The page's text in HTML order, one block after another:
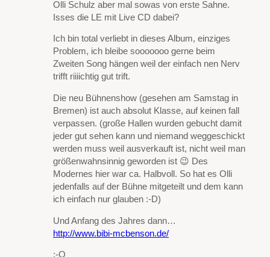
Olli Schulz aber mal sowas von erste Sahne.
Isses die LE mit Live CD dabei?
Ich bin total verliebt in dieses Album, einziges
Problem, ich bleibe sooooooo gerne beim
Zweiten Song hängen weil der einfach nen Nerv
trifft riiiichtig gut trift.
Die neu Bühnenshow (gesehen am Samstag in
Bremen) ist auch absolut Klasse, auf keinen fall
verpassen. (große Hallen wurden gebucht damit
jeder gut sehen kann und niemand weggeschickt
werden muss weil ausverkauft ist, nicht weil man
größenwahnsinnig geworden ist 😉 Des
Modernes hier war ca. Halbvoll. So hat es Olli
jedenfalls auf der Bühne mitgeteilt und dem kann
ich einfach nur glauben :-D)
Und Anfang des Jahres dann…
http://www.bibi-mcbenson.de/
:-O